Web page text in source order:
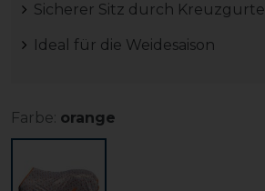
Sicherer Sitz durch Kreuzgurte
Ideal für die Weidesaison
Farbe: orange